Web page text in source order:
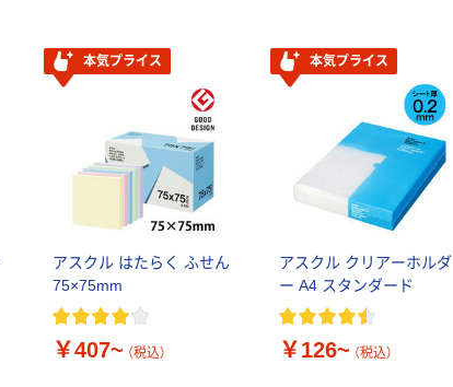
本気プライス
アスクル はたらく ふせん
75×75mm
￥407~ （税込）
本気プライス
アスクル クリアーホルダ
ー A4 スタンダード
￥126~ （税込）